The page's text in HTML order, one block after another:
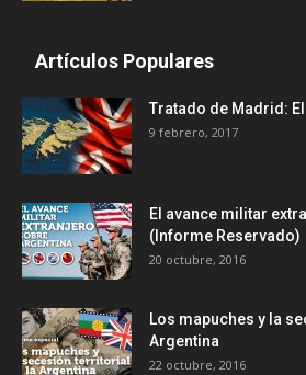
Artículos Populares
Tratado de Madrid:
9 febrero, 2017
El avance militar
(Informe Reservado)
20 octubre, 2016
Los mapuches y la
Argentina
22 octubre, 2016